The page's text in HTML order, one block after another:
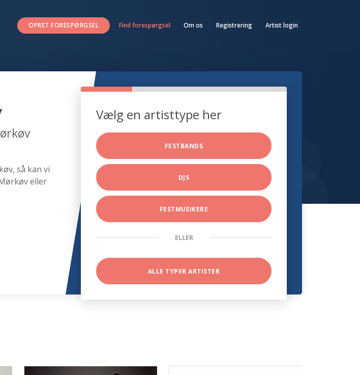
OPRET FORESPØRGSEL Find forespørgsel Om os Registrering Artist login
så kan vi
eller
Vælg en artisttype her
FESTBANDS
DJS
FESTMUSIKERE
ELLER
ALLE TYPER ARTISTER